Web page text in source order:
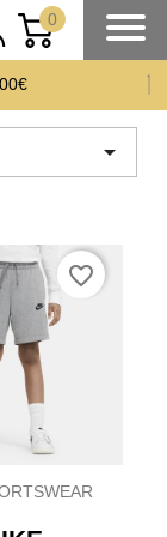
0
assuré

favorite_border